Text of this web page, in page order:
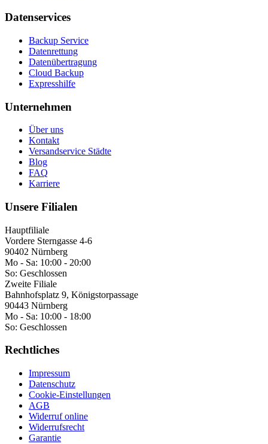
Datenservices
Backup Service
Datenrettung
Datenübertragung
Cloud Backup
Expresshilfe
Unternehmen
Über uns
Kontakt
Versandservice Städte
Blog
FAQ
Karriere
Unsere Filialen
Hauptfiliale
Vordere Sterngasse 4-6
90402 Nürnberg
Mo - Sa: 10:00 - 20:00
So: Geschlossen
Zweite Filiale
Bahnhofsplatz 9, Königstorpassage
90443 Nürnberg
Mo - Sa: 10:00 - 18:00
So: Geschlossen
Rechtliches
Impressum
Datenschutz
Cookie-Einstellungen
AGB
Widerruf online
Widerrufsrecht
Garantie